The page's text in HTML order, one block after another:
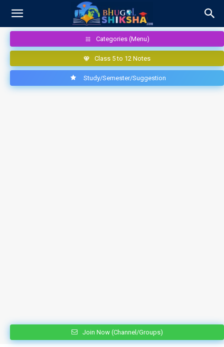
Categories (Menu)
Class 5 to 12 Notes
Study/Semester/Suggestion
Join Now (Channel/Groups)